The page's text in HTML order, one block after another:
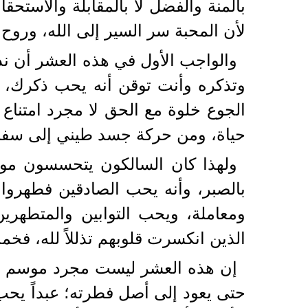
بالمنة والفضل لا بالمقابلة
لأن المحبة سر السير إلى الله،
والواجب الأول في هذه العشر أن
وتذكره وأنت توقن أنه يحب
الجوع خلوة مع الحق لا مجرد
حياة، ومن حركة جسد طيني إلى
ولهذا كان السالكون يتحسسون
بالصبر، وأنه يحب الصادقين
ومعاملة، ويحب التوابين
الذين انكسرت قلوبهم تذللاً لله،
إن هذه العشر ليست مجرد موسم
حتى يعود إلى أصل فطرته؛ عبداً يحب